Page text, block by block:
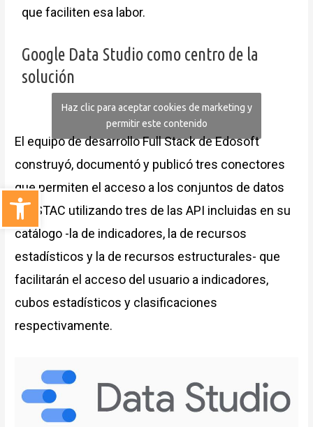
Abrir barra de herramientas
que faciliten esa labor.
Google Data Studio como centro de la
solución
Haz clic para aceptar cookies de marketing y
permitir este contenido
El equipo de desarrollo Full Stack de Edosoft
construyó, documentó y publicó tres conectores
que permiten el acceso a los conjuntos de datos
de ISTAC utilizando tres de las API incluidas en su
catálogo -la de indicadores, la de recursos
estadísticos y la de recursos estructurales- que
facilitarán el acceso del usuario a indicadores,
cubos estadísticos y clasificaciones
respectivamente.